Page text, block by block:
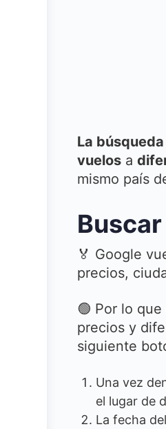
La
vuelos a
mismo país
🏅 Google
precios,
🟢 Por lo
precios y
siguiente
Una vez
el lugar de
La fecha